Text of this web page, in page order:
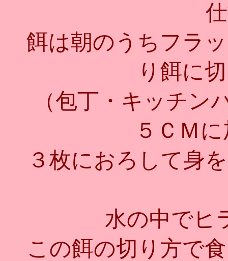
餌は朝のうちフラ
り餌に
（包丁・キッチン
５ＣＭ
３枚におろして身
水の中でヒ
この餌の切り方で